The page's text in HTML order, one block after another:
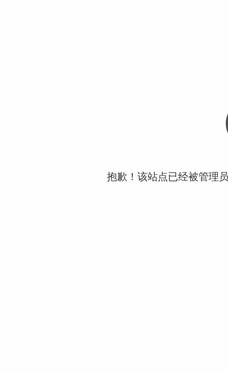
抱歉！该站点已经被管理